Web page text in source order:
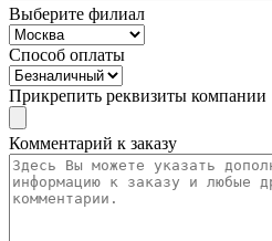
Выберите филиал
Способ оплаты
Прикрепить реквизиты компании
Комментарий к заказу